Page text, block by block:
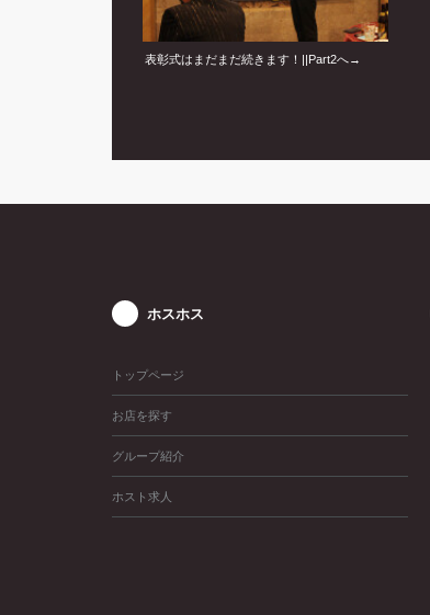
表彰式はまだまだ続きます！||Part2へ→
ホスホス
トップページ
お店を探す
グループ紹介
ホスト求人